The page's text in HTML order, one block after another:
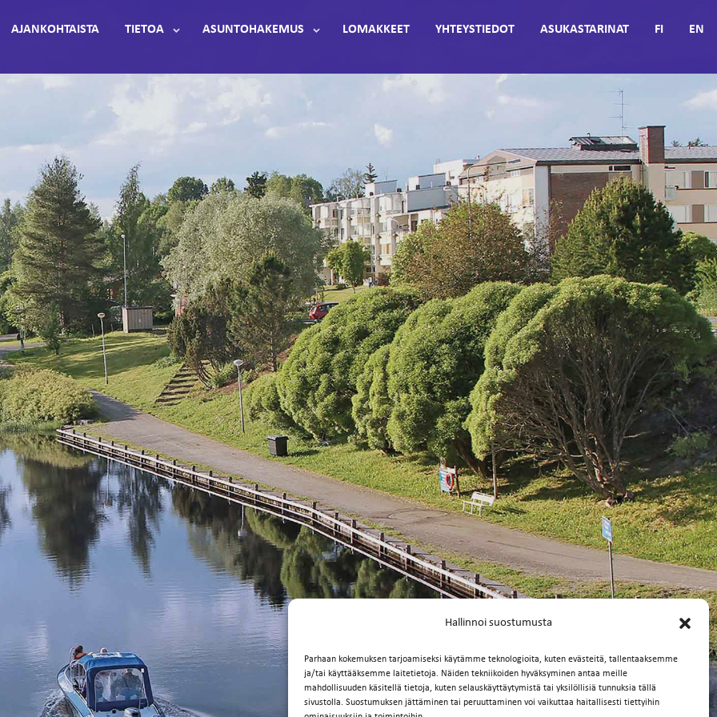
Hallinnoi suostumusta
Parhaan kokemuksen tarjoamiseksi käytämme teknologioita, kuten evästeitä, tallentaaksemme
ja/tai käyttääksemme laitetietoja. Näiden tekniikoiden hyväksyminen antaa meille
mahdollisuuden käsitellä tietoja, kuten selauskäyttäytymistä tai yksilöllisiä tunnuksia tällä
sivustolla. Suostumuksen jättäminen tai peruuttaminen voi vaikuttaa haitallisesti tiettyihin
AJANKOHTAISTA TIETOA ASUNTOHAKEMUS LOMAKKEET YHTEYSTIEDOT ASUKASTARINAT FI EN